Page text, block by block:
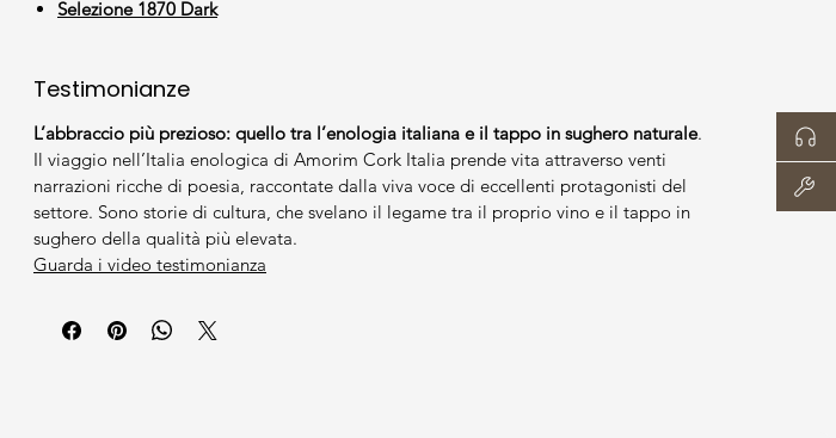
Selezione 1870 Dark
Testimonianze
L’abbraccio più prezioso: quello tra l’enologia italiana e il tappo in sughero naturale.
Il viaggio nell’Italia enologica di Amorim Cork Italia prende vita attraverso venti
narrazioni ricche di poesia, raccontate dalla viva voce di eccellenti protagonisti del
settore. Sono storie di cultura, che svelano il legame tra il proprio vino e il tappo in
sughero della qualità più elevata.
Guarda i video testimonianza